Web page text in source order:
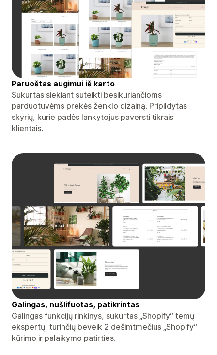
Paruoštas augimui iš karto
Sukurtas siekiant suteikti besikuriančioms
parduotuvėms prekės ženklo dizainą. Pripildytas
skyrių, kurie padės lankytojus paversti tikrais
klientais.
Galingas, nušlifuotas, patikrintas
Galingas funkcijų rinkinys, sukurtas „Shopify“ temų
ekspertų, turinčių beveik 2 dešimtmečius „Shopify“
kūrimo ir palaikymo patirties.